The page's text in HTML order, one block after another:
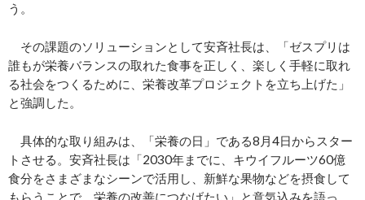
う。
その課題のソリューションとして安斉社長は、「ゼスプリは
誰もが栄養バランスの取れた食事を正しく、楽しく手軽に取れ
る社会をつくるために、栄養改革プロジェクトを立ち上げた」
と強調した。
具体的な取り組みは、「栄養の日」である8月4日からスター
トさせる。安斉社長は「2030年までに、キウイフルーツ60億
食分をさまざまなシーンで活用し、新鮮な果物などを摂食して
もらうことで、栄養の改善につなげたい」と意気込みを語っ